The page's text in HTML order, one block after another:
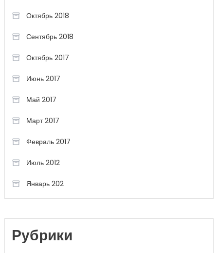
Октябрь 2018
Сентябрь 2018
Октябрь 2017
Июнь 2017
Май 2017
Март 2017
Февраль 2017
Июль 2012
Январь 202
Рубрики